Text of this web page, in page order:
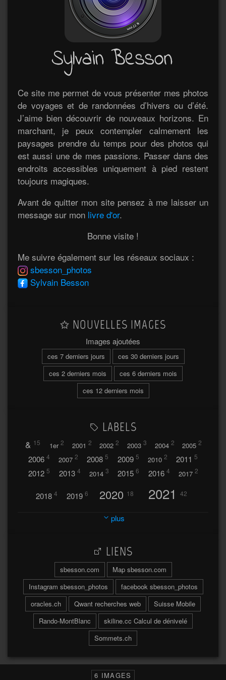
Ce site me permet de vous présenter mes photos
de voyages et de randonnées d’hivers ou d’été.
J’aime bien découvrir de nouveaux horizons. En
marchant, je peux contempler calmement les
paysages prendre du temps pour des photos qui
est aussi une de mes passions. Passer dans des
endroits accessibles uniquement à pied restent
toujours magiques.
Avant de quitter mon site pensez à me laisser un
message sur mon livre d'or.
Bonne visite !
Me suivre également sur les réseaux sociaux :
sbesson_photos
Sylvain Besson
NOUVELLES IMAGES
Images ajoutées
ces 7 derniers jours
ces 30 derniers jours
ces 2 derniers mois
ces 6 derniers mois
ces 12 derniers mois
LABELS
& 15 1er 2 2001 2 2002 2 2003 3 2004 2 2005 2
2006 4 2007 2 2008 5 2009 5 2010 2 2011 5
2012 5 2013 4 2014 3 2015 6 2016 4 2017 2
2018 4 2019 6 2020 18 2021 42
2023 32
2026
A travers l'hublot 17 Abländschen 3
Açores 2004 64 Adelboden 2
Adonis 6
Afrique du Sud 2019
Al Albert 2
plus
LIENS
sbesson.com
Map sbesson.com
Instagram sbesson_photos
facebook sbesson_photos
oracles.ch
Qwant recherches web
Suisse Mobile
Rando-MontBlanc
skiline.cc Calcul de dénivelé
Sommets.ch
6 IMAGES